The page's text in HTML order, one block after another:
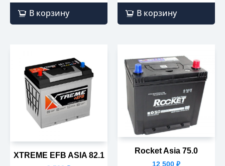
В корзину В корзину
XTREME EFB ASIA 82.1
Rocket Asia 75.0
12 500 ₽